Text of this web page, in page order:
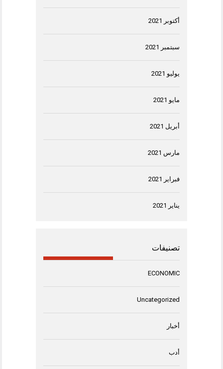
أكتوبر 2021
سبتمبر 2021
يوليو 2021
مايو 2021
أبريل 2021
مارس 2021
فبراير 2021
يناير 2021
تصنيفات
ECONOMIC
Uncategorized
أخبار
أدب